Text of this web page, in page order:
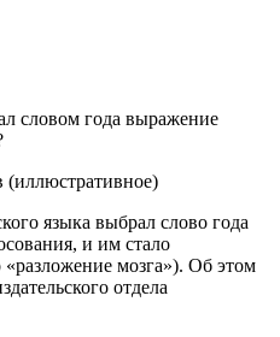
(иллюстративное)
языка выбрал слово года
и им стало
мозга»). Об этом
отдела